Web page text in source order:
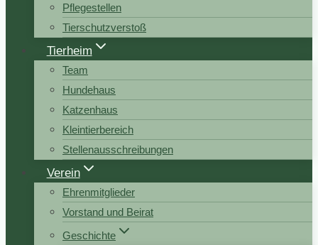
Pflegestellen
Tierschutzverstoß
Tierheim
Team
Hundehaus
Katzenhaus
Kleintierbereich
Stellenausschreibungen
Verein
Ehrenmitglieder
Vorstand und Beirat
Geschichte